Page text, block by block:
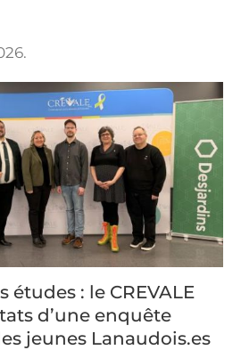
.
études : le CREVALE
d’une enquête
jeunes Lanaudois.es